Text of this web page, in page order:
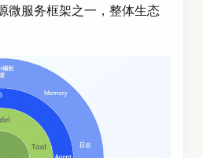
微服务框架之一，整体生态